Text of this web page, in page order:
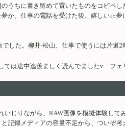
うちに書き留めて置いたものをコピペ
か。仕事の電話を受けた後、嬉しい正
した。柳井-松山、仕事で使うには片
ては途中迄羨ましく読んでましたv フ
いじりながら、RAW画像を模擬体験し
記録メディアの容量不足から、ついぞ